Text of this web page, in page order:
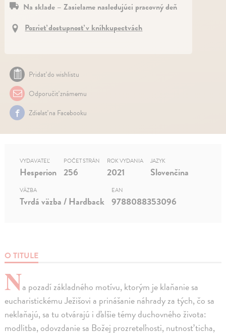
Na sklade – Zasielame nasledujúci pracovný deň
Pozrieť dostupnosť v kníhkupectvách
Pridať do wishlistu
Odporučiť známemu
Zdielať na Facebooku
O TITULE
Na pozadí základného motívu, ktorým je klaňanie sa
eucharistickému Ježišovi a prinášanie náhrady za tých, čo sa
neklaňajú, sa tu otvárajú i ďalšie témy duchovného života:
modlitba, odovzdanie sa Božej prozreteľnosti, nutnosť ticha,
VYDAVATEĽ
Hesperion
POČET STRÁN
256
ROK VYDANIA
2021
JAZYK
Slovenčina
VÄZBA
Tvrdá väzba / Hardback
EAN
9788088353096